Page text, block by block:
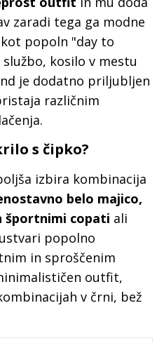
zaradi tega ga modne
popoln "day to
kosilo v mestu
je dodatno priljubljen
različnim
s čipko?
izbira kombinacija
belo majico,
športnimi copati ali
popolno
in sproščenim
outfit,
v črni, bež